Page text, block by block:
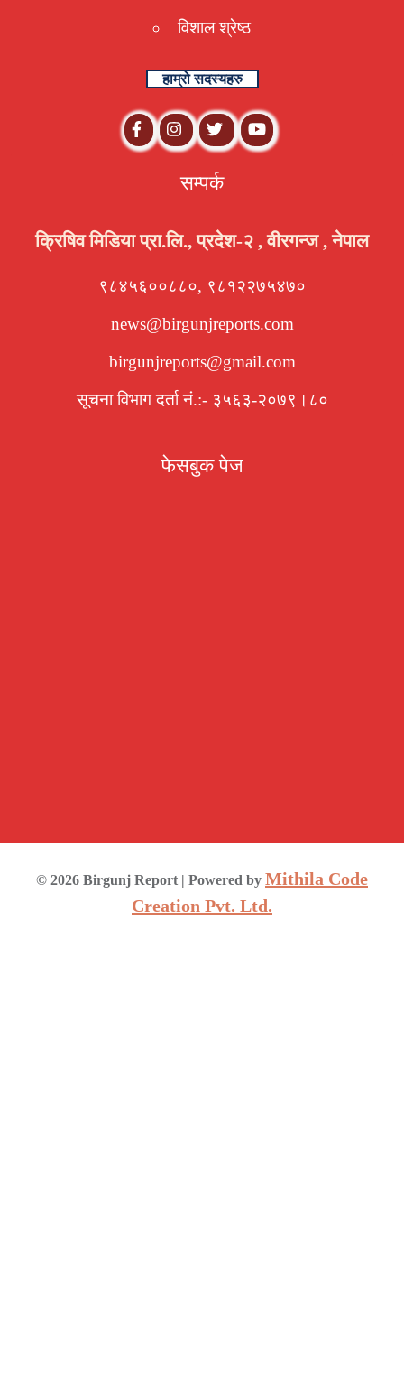
विशाल श्रेष्ठ
हाम्रो सदस्यहरु
सम्पर्क
क्रिषिव मिडिया प्रा.लि., प्रदेश-२ , वीरगन्ज , नेपाल
९८४५६००८८०, ९८१२२७५४७०
news@birgunjreports.com
birgunjreports@gmail.com
सूचना विभाग दर्ता नं.:- ३५६३-२०७९।८०
फेसबुक पेज
© 2026 Birgunj Report | Powered by Mithila Code
Creation Pvt. Ltd.